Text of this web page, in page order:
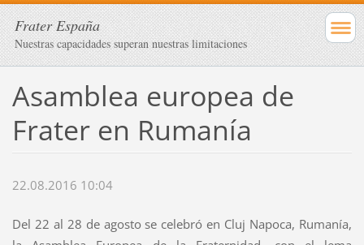
Frater España
Nuestras capacidades superan nuestras limitaciones
Asamblea europea de
Frater en Rumanía
22.08.2016 10:04
Del 22 al 28 de agosto se celebró en Cluj Napoca, Rumanía,